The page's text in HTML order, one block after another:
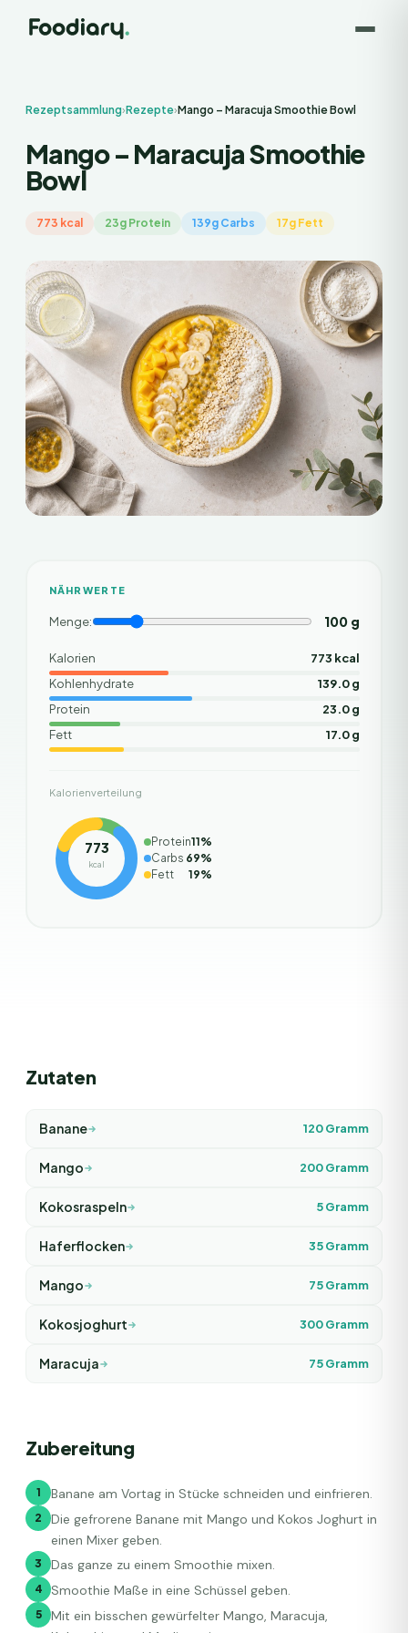
Rezeptsammlung›Rezepte›Mango – Maracuja Smoothie Bowl
Mango – Maracuja Smoothie
Bowl
773 kcal 23g Protein 139g Carbs 17g Fett
NÄHRWERTE
Menge: 100g
Kalorien
773 kcal
Kohlenhydrate
139.0 g
Protein
23.0 g
Fett
17.0 g
Kalorienverteilung
773
kcal
Protein11%
Carbs 69%
Fett
19%
Zutaten
Banane 120Gramm
Mango 200Gramm
Kokosraspeln 5Gramm
Haferflocken 35Gramm
Mango 75Gramm
Kokosjoghurt 300Gramm
Maracuja 75Gramm
Zubereitung
1 Banane am Vortag in Stücke schneiden und einfrieren.
2
Die gefrorene Banane mit Mango und Kokos Joghurt in
einen Mixer geben.
3 Das ganze zu einem Smoothie mixen.
4 Smoothie Maße in eine Schüssel geben.
5
Mit ein bisschen gewürfelter Mango, Maracuja,